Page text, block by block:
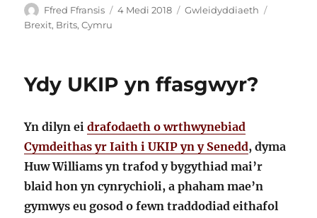
Awdur
Ffred Ffransis
Cofnodwyd
4 Medi 2018 Categorïau
Gwleidyddiaeth
Brexit, Brits,Cymru
Ydy UKIP yn ffasgwyr?
Yn dilyn eidrafodaeth o wrthwynebiad
Cymdeithas yr Iaith i UKIP yn y Senedd, dyma
Huw Williams yn trafod y bygythiad mai’r
blaid hon yn cynrychioli, a phaham mae’n
gymwys eu gosod o fewn traddodiad eithafol